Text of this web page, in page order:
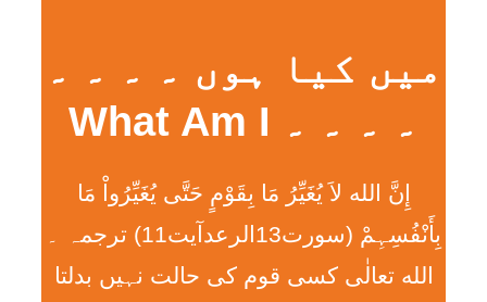
میں کیا ہوں ۔ ۔ ۔ ۔
۔ ۔ ۔ ۔ What Am I
إِنَّ الله لاَ يُغَيِّرُ مَا بِقَوْمٍ حَتَّی يُغَيِّرُواْ مَا
بِأَنْفُسِہِمْ (سورت13الرعدآیت11) ترجمہ ۔
الله تعالٰی کسی قوم کی حالت نہیں بدلتا